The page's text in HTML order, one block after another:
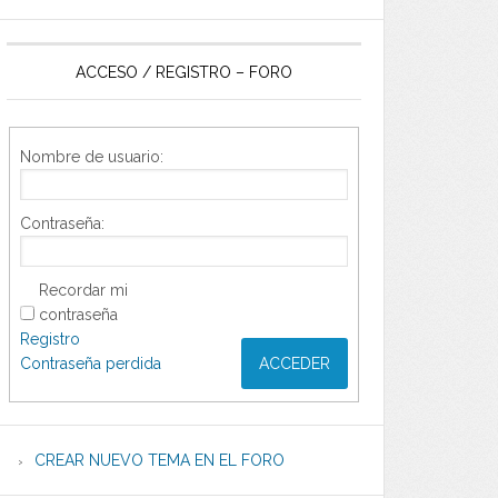
ACCESO / REGISTRO – FORO
Nombre de usuario:
Contraseña:
Recordar mi
contraseña
ACCEDER
Registro
Contraseña perdida
CREAR NUEVO TEMA EN EL FORO